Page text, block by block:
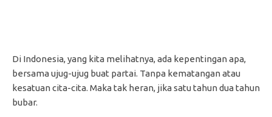
Di Indonesia, yang kita melihatnya, ada kepentingan apa,
bersama ujug-ujug buat partai. Tanpa kematangan atau
kesatuan cita-cita. Maka tak heran, jika satu tahun dua tahun
bubar.